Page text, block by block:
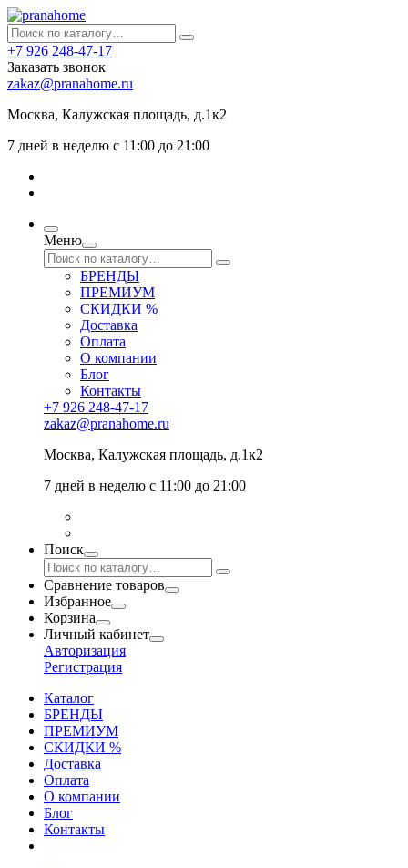
+7 926 248-47-17
Заказать звонок
zakaz@pranahome.ru
Москва, Калужская площадь, д.1к2
7 дней в неделю с 11:00 до 21:00
Меню
БРЕНДЫ
ПРЕМИУМ
СКИДКИ %
Доставка
Оплата
О компании
Блог
Контакты
+7 926 248-47-17
zakaz@pranahome.ru
Москва, Калужская площадь, д.1к2
7 дней в неделю с 11:00 до 21:00
Поиск
Сравнение товаров
Избранное
Корзина
Личный кабинет
Авторизация
Регистрация
Каталог
БРЕНДЫ
ПРЕМИУМ
СКИДКИ %
Доставка
Оплата
О компании
Блог
Контакты